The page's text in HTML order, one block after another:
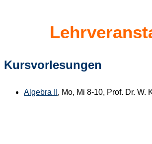
Kursvorlesungen
Algebra II , Mo, Mi 8-10, Prof. Dr. W.